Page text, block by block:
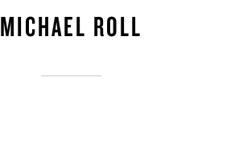
MICHAEL ROLL